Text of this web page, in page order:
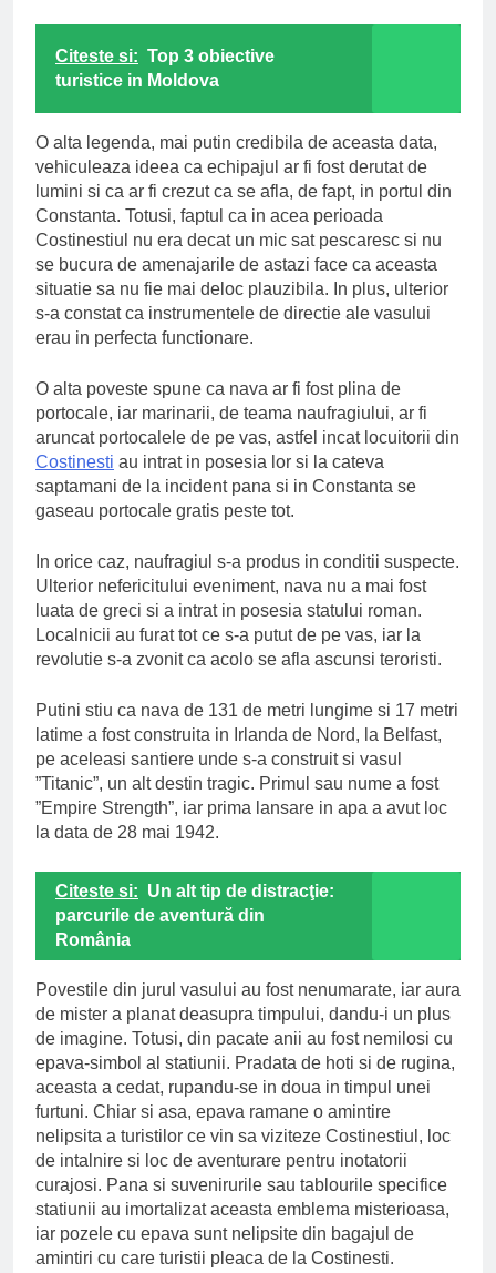
Citeste si: Top 3 obiective
turistice in Moldova
O alta legenda, mai putin credibila de aceasta data,
vehiculeaza ideea ca echipajul ar fi fost derutat de
lumini si ca ar fi crezut ca se afla, de fapt, in portul din
Constanta. Totusi, faptul ca in acea perioada
Costinestiul nu era decat un mic sat pescaresc si nu
se bucura de amenajarile de astazi face ca aceasta
situatie sa nu fie mai deloc plauzibila. In plus, ulterior
s-a constat ca instrumentele de directie ale vasului
erau in perfecta functionare.
O alta poveste spune ca nava ar fi fost plina de
portocale, iar marinarii, de teama naufragiului, ar fi
aruncat portocalele de pe vas, astfel incat locuitorii din
Costinesti au intrat in posesia lor si la cateva
saptamani de la incident pana si in Constanta se
gaseau portocale gratis peste tot.
In orice caz, naufragiul s-a produs in conditii suspecte.
Ulterior nefericitului eveniment, nava nu a mai fost
luata de greci si a intrat in posesia statului roman.
Localnicii au furat tot ce s-a putut de pe vas, iar la
revolutie s-a zvonit ca acolo se afla ascunsi teroristi.
Putini stiu ca nava de 131 de metri lungime si 17 metri
latime a fost construita in Irlanda de Nord, la Belfast,
pe aceleasi santiere unde s-a construit si vasul
”Titanic”, un alt destin tragic. Primul sau nume a fost
”Empire Strength”, iar prima lansare in apa a avut loc
la data de 28 mai 1942.
Citeste si: Un alt tip de distracţie:
parcurile de aventură din
România
Povestile din jurul vasului au fost nenumarate, iar aura
de mister a planat deasupra timpului, dandu-i un plus
de imagine. Totusi, din pacate anii au fost nemilosi cu
epava-simbol al statiunii. Pradata de hoti si de rugina,
aceasta a cedat, rupandu-se in doua in timpul unei
furtuni. Chiar si asa, epava ramane o amintire
nelipsita a turistilor ce vin sa viziteze Costinestiul, loc
de intalnire si loc de aventurare pentru inotatorii
curajosi. Pana si suvenirurile sau tablourile specifice
statiunii au imortalizat aceasta emblema misterioasa,
iar pozele cu epava sunt nelipsite din bagajul de
amintiri cu care turistii pleaca de la Costinesti.